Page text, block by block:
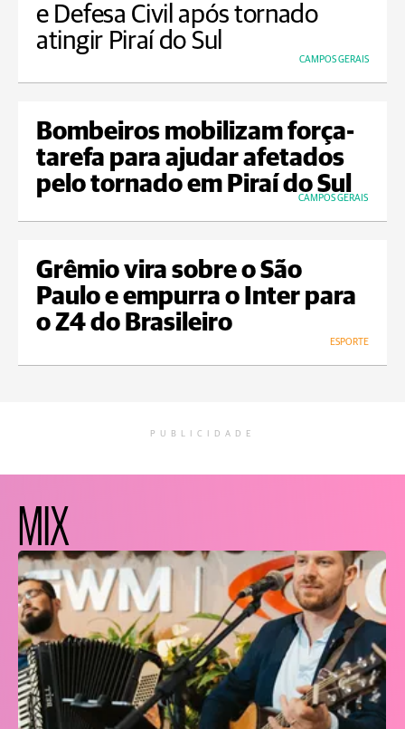
e Defesa Civil após tornado
atingir Piraí do Sul
CAMPOS GERAIS
Bombeiros mobilizam força-
tarefa para ajudar afetados
pelo tornado em Piraí do Sul
CAMPOS GERAIS
Grêmio vira sobre o São
Paulo e empurra o Inter para
o Z4 do Brasileiro
ESPORTE
PUBLICIDADE
MIX